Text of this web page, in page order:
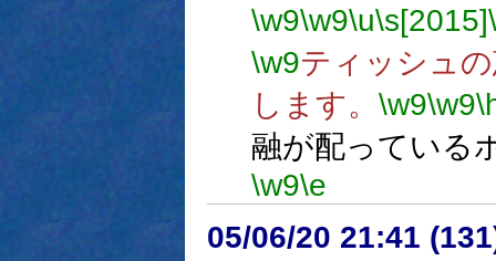
\w9\w9\u\s[2015]
\w9ティッシュ
します。 \w9\w9
融が配っている
\w9\e
05/06/20 21:41